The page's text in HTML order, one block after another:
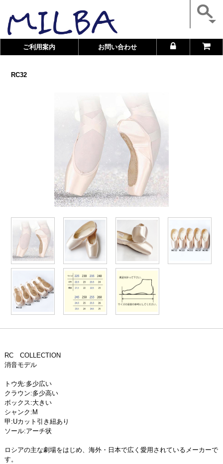
ご利用案内 お問い合わせ
RC32
RC COLLECTION
消音モデル
トウ先:多少広い
クラウン:多少高い
ボックス:大きい
シャンク:M
甲:Uカット引き紐あり
ソール:アーチ状
ロシアの主な劇場をはじめ、海外・日本で広く愛用されているメーカーで
す。